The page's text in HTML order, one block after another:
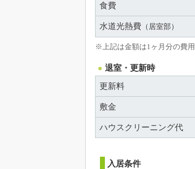
食費
水道光熱費 （居室部）
※上記は金額は1ヶ月分の費用
退室・更新時
更新料
敷金
ハウスクリーニング代
入居条件